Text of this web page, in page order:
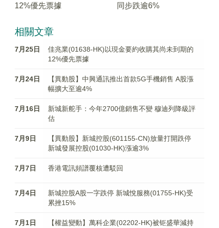
12%優先票據
同步跌逾6%
相關文章
7月25日
佳兆業(01638-HK)以現金要約收購其尚未到期的
12%優先票據
7月24日
【異動股】中興通訊推出首款5G手機銷售 A股漲
幅擴大至逾4%
7月16日
新城新舵手：今年2700億銷售不變 穆迪列降級評
估
7月9日
【異動股】新城控股(601155-CN)放量打開跌停
新城發展控股(01030-HK)漲逾3%
7月7日 香港電訊頻譜覆核遭駁回
7月4日
新城控股A股一字跌停 新城悅服務(01755-HK)受
累挫15%
7月1日
【權益變動】萬科企業(02202-HK)被钜盛華減持